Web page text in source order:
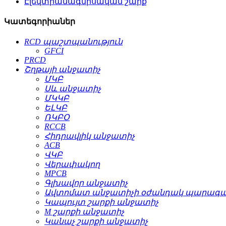
Կատեգորիաներ
RCD պաշտպանություն
GFCI
PRCD
Շղթայի անջատիչ
ՄԿԲ
Սև անջատիչ
ՄԿԿԲ
ԵԼԿԲ
ՌԿԲՕ
RCCB
Հիդրավլիկ անջատիչ
ACB
ՎԿԲ
Վերափակող
MPCB
Գլխավոր անջատիչ
Ավտոմատ անջատիչի օժանդակ
Կապույտ շարքի անջատիչ
M շարքի անջատիչ
Կանաչ շարքի անջատիչ